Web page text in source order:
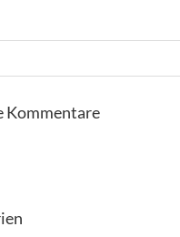
Kommentare